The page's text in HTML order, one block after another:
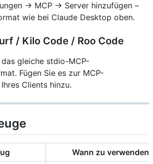
→ MCP → Server hinzufügen –
wie bei Claude Desktop oben.
/ Kilo Code / Roo Code
gleiche stdio-MCP-
Fügen Sie es zur MCP-
Clients hinzu.
Wann zu verwenden